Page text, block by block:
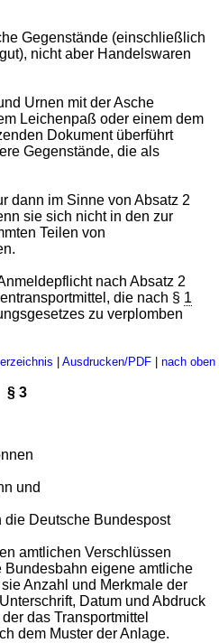
Gegenstände (einschließlich
nicht aber Handelswaren
Urnen mit der Asche
Leichenpaß oder einem dem
Dokument überführt
Gegenstände, die als
dann im Sinne von Absatz 2
sie sich nicht in den zur
Teilen von
nach Absatz 2
die nach § 1
zu verplomben
Ausdrucken/PDF| nach oben
§ 3
und
die Deutsche Bundespost
amtlichen Verschlüssen
Bundesbahn eigene amtliche
Anzahl und Merkmale der
Datum und Abdruck
das Transportmittel
dem Muster der Anlage.